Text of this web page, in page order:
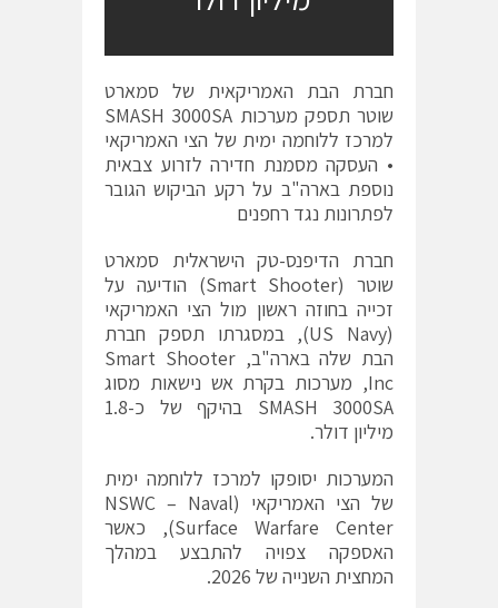
חברת הבת האמריקאית של סמארט
שוטר תספק מערכות SMASH 3000SA
למרכז ללוחמה ימית של הצי האמריקאי
• העסקה מסמנת חדירה לזרוע צבאית
נוספת בארה"ב על רקע הביקוש הגובר
לפתרונות נגד רחפנים
חברת הדיפנס-טק הישראלית סמארט
שוטר (Smart Shooter) הודיעה על
זכייה בחוזה ראשון מול הצי האמריקאי
(US Navy), במסגרתו תספק חברת
הבת שלה בארה"ב, Smart Shooter
Inc, מערכות בקרת אש נישאות מסוג
SMASH 3000SA בהיקף של כ-1.8
מיליון דולר.
המערכות יסופקו למרכז ללוחמה ימית
של הצי האמריקאי (NSWC – Naval
Surface Warfare Center), כאשר
האספקה צפויה להתבצע במהלך
המחצית השנייה של 2026.